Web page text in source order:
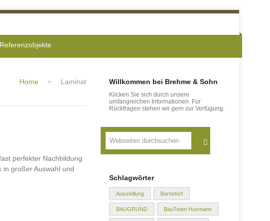
Referenzobjekte
Home > Laminat
perfekter Nachbildung
in großer Auswahl und
Willkommen bei Brehme & Sohn
Klicken Sie sich durch unsere
umfangreichen Informationen. Für
Rückfragen stehen wir gern zur Verfügung.
Suche
Schlagwörter
Ausstellung Barnstorf
BAUGRUND BauTeam Husmann